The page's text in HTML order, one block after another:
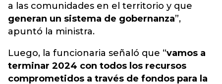
a las comunidades en el territorio y que
generan un sistema de gobernanza”,
apuntó la ministra.
Luego, la funcionaria señaló que “vamos a
terminar 2024 con todos los recursos
comprometidos a través de fondos para la